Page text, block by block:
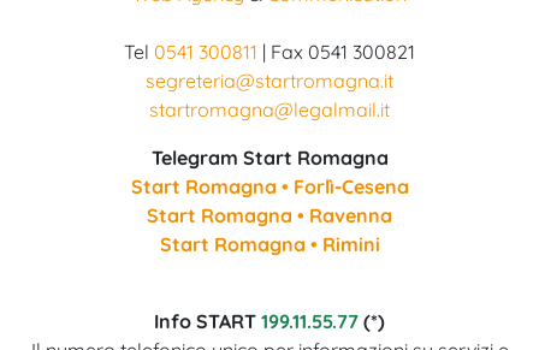
Tel 0541 300811 | Fax 0541 300821
segreteria@startromagna.it
startromagna@legalmail.it
Telegram Start Romagna
Start Romagna • Forlì-Cesena
Start Romagna • Ravenna
Start Romagna • Rimini
Info START 199.11.55.77 (*)